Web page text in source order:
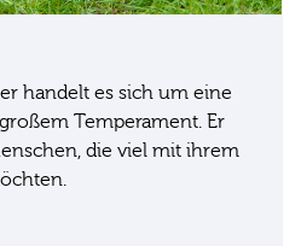
handelt es sich um eine
Temperament. Er
die viel mit ihrem